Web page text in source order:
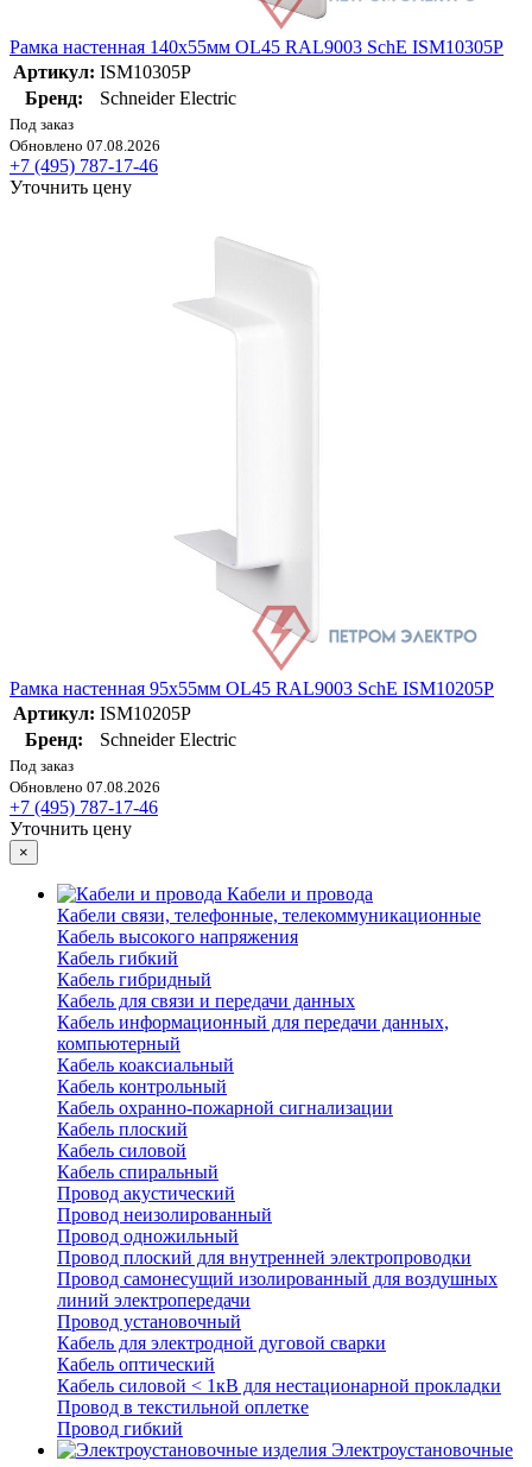
Рамка настенная 140х55мм OL45 RAL9003 SchE ISM10305P
Артикул: ISM10305P
Бренд:
Schneider Electric
Под заказ
Обновлено 07.08.2026
+7 (495) 787-17-46
Уточнить цену
Рамка настенная 95х55мм OL45 RAL9003 SchE ISM10205P
Артикул: ISM10205P
Бренд:
Schneider Electric
Под заказ
Обновлено 07.08.2026
+7 (495) 787-17-46
Уточнить цену
×
Кабели и провода
Кабели связи, телефонные, телекоммуникационные
Кабель высокого напряжения
Кабель гибкий
Кабель гибридный
Кабель для связи и передачи данных
Кабель информационный для передачи данных,
компьютерный
Кабель коаксиальный
Кабель контрольный
Кабель охранно-пожарной сигнализации
Кабель плоский
Кабель силовой
Кабель спиральный
Провод акустический
Провод неизолированный
Провод одножильный
Провод плоский для внутренней электропроводки
Провод самонесущий изолированный для воздушных
линий электропередачи
Провод установочный
Кабель для электродной дуговой сварки
Кабель оптический
Кабель силовой < 1кВ для нестационарной прокладки
Провод в текстильной оплетке
Провод гибкий
Электроустановочные